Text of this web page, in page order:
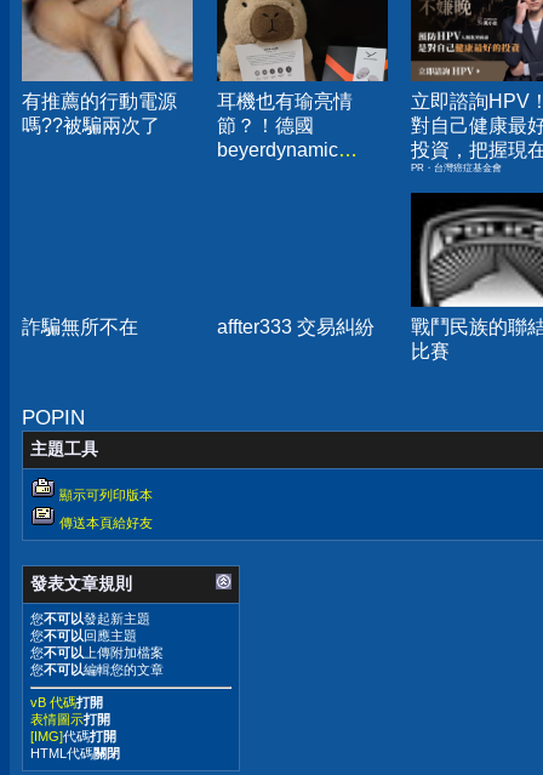
有推薦的行動電源
嗎??被騙兩次了
耳機也有瑜亮情
節？！德國
beyerdynamic
立即諮詢HPV
對自己健康最
投資，把握現
嫌晚！
PR・台灣癌症基金會
詐騙無所不在 affter333 交易糾紛
戰鬥民族的聯
比賽
POPIN
主題工具
顯示可列印版本
傳送本頁給好友
發表文章規則
您不可以發起新主題
您不可以 回應主題
您不可以 上傳附加檔案
您不可以編輯您的文章
vB 代碼打開
表情圖示打開
[IMG]代碼打開
HTML代碼關閉